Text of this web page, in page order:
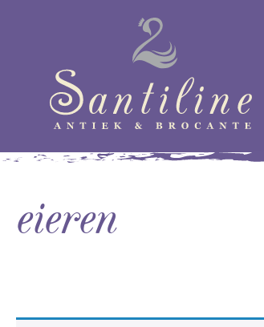
eieren